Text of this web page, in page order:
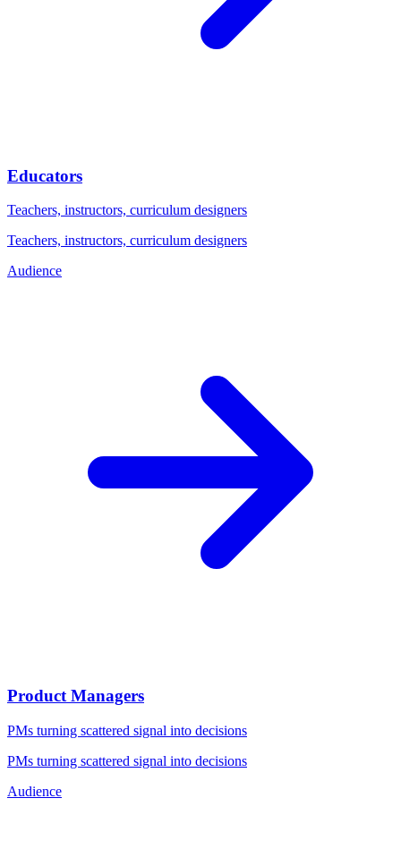
Educators
Teachers, instructors, curriculum designers
Teachers, instructors, curriculum designers
Audience
Product Managers
PMs turning scattered signal into decisions
PMs turning scattered signal into decisions
Audience